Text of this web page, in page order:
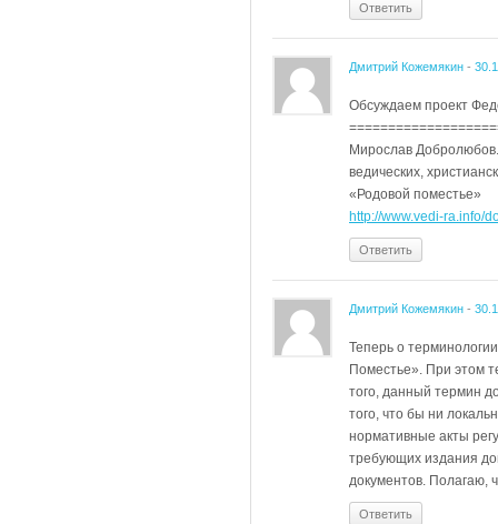
Ответить
Дмитрий Кожемякин -
Обсуждаем проект
Мирослав
ведических,
«Родовой поместье»
http://www.vedi-ra.info/
Ответить
Дмитрий Кожемякин -
Теперь о
Поместье». При этом
того, данный термин
того, что бы ни
нормативные акты
требующих издания
документов. Полагаю,
Ответить